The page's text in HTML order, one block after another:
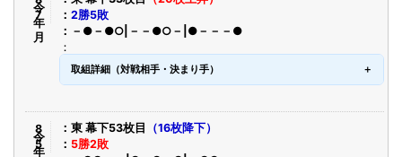
令8年7月
2勝5敗
－●－●○|－－●○－|●－－－●
取組詳細（対戦相手・決まり手）
令8年5月 東 幕下53枚目
（16枚降下）
5勝2敗